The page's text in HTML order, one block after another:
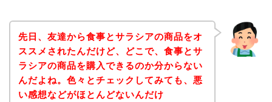
先日、友達から食事とサラシアの商品をオ
ススメされたんだけど、どこで、食事とサ
ラシアの商品を購入できるのか分からない
んだよね。色々とチェックしてみても、悪
い感想などがほとんどないんだけ